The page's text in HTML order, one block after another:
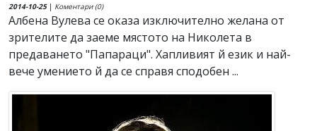
2014-10-25| Коментари (0)
Албена Вулева се оказа изключително желана от
зрителите да заеме мястото на Николета в
предаването "Папараци". Хапливият й език и най-
вече умението й да се справя сподобен ...